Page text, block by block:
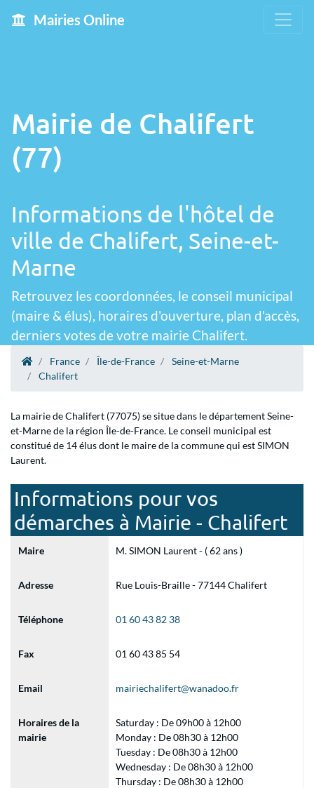
Mairies Online
Mairie de Chalifert
(77)
Informations de l'hôtel de
ville de Chalifert, Seine-et-
Marne
Retrouvez les coordonnées, le conseil municipal
(maire & élus), horaires d'ouverture, plan d'accès,
derniers votes de votre mairie Chalifert.
France Île-de-France
Seine-et-Marne
Chalifert
La mairie de Chalifert (77075) se situe dans le département Seine-
et-Marne de la région Île-de-France. Le conseil municipal est
constitué de 14 élus dont le maire de la commune qui est SIMON
Laurent.
Informations pour vos
démarches à Mairie - Chalifert
Maire M. SIMON Laurent - ( 62 ans )
Adresse Rue Louis-Braille - 77144 Chalifert
Téléphone 01 60 43 82 38
Fax 01 60 43 85 54
Email mairiechalifert@wanadoo.fr
Horaires de la
mairie
Saturday : De 09h00 à 12h00
Monday : De 08h30 à 12h00
Tuesday : De 08h30 à 12h00
Wednesday : De 08h30 à 12h00
Thursday : De 08h30 à 12h00